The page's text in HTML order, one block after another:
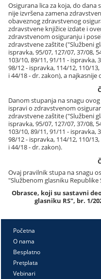
Osigurana lica za koja, do
nije izvršena zamena
obaveznog zdravstvenog
zdravstvene knjižice izdate i
zdravstvenom osiguranju i
zdravstvene zaštite ("Službeni
ispravka, 95/07, 127/07, 37/08,
103/10, 89/11, 91/11 - ispravka,
98/12 - ispravka, 114/12, 110/
i 44/18 - dr. zakon), a najkasnije
Danom stupanja na snagu
ispravi o zdravstvenom
zdravstvene zaštite ("Službeni
ispravka, 95/07, 127/07, 37/08,
103/10, 89/11, 91/11 - ispravka,
98/12 - ispravka, 114/12, 110/
i 44/18 - dr. zakon).
Ovaj pravilnik stupa na snagu
"Službenom glasniku Republike
Obrasce, koji su sastavni
glasniku RS", br. 1/
Početna
O nama
Besplatno
Pretplata
Vebinari